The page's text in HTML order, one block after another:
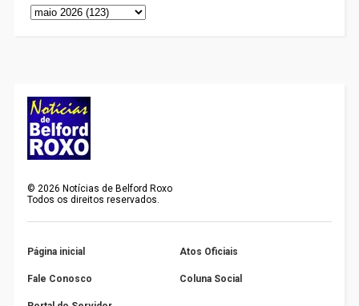
©2026 Notícias de Belford Roxo
Todos os direitos reservados.
Página inicial Atos Oficiais
Fale Conosco Coluna Social